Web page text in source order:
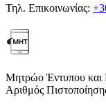
Τηλ. Επικοινωνίας:
Μητρώο Έντυπου και
Αριθμός